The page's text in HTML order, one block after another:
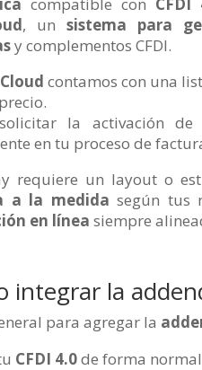
, un sistema para
y complementos CFDI.
contamos con una
la activación
en tu proceso de
requiere un layout o
a la medida según tus
en línea siempre
integrar la
para agregar la
CFDI 4.0de forma